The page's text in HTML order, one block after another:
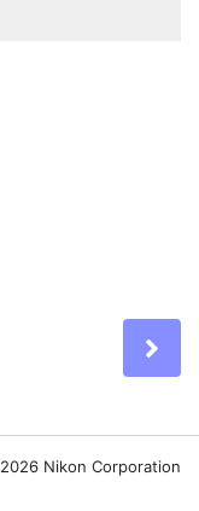
2026 Nikon Corporation